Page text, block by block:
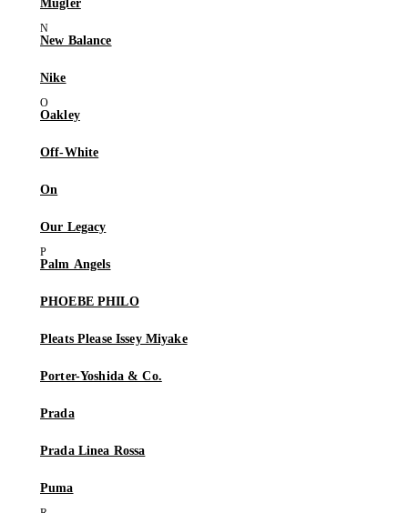
Mugler
New Balance
Nike
Oakley
Off-White
On
Our Legacy
Palm Angels
PHOEBE PHILO
Pleats Please Issey Miyake
Porter-Yoshida & Co.
Prada
Prada Linea Rossa
Puma